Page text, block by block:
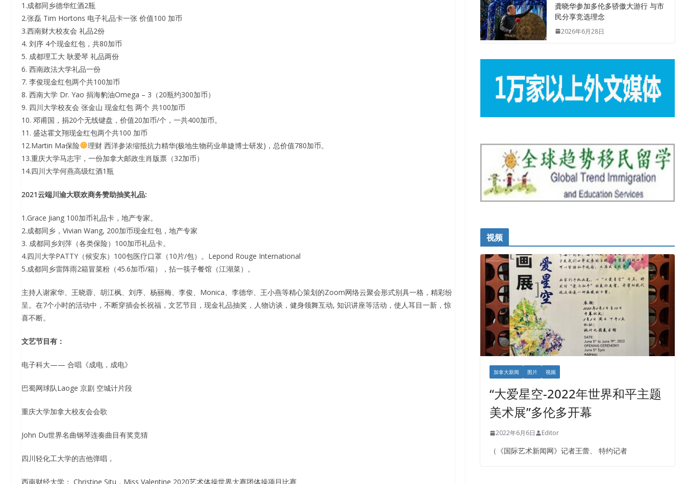
1.成都同乡德华红酒2瓶
2.张磊 Tim Hortons 电子礼品卡一张 价值100 加币
3.西南财大校友会 礼品2份
4. 刘序 4个现金红包，共80加币
5. 成都理工大 耿爱琴 礼品两份
6. 西南政法大学礼品一份
7. 李俊现金红包两个共100加币
8. 西南大学 Dr. Yao 捐海豹油Omega – 3（20瓶约300加币）
9. 四川大学校友会 张金山 现金红包 两个 共100加币
10. 邓甫国，捐20个无线键盘，价值20加币/个，一共400加币。
11. 盛达霍文翔现金红包两个共100 加币
12.Martin Ma保险
理财 西洋参浓缩抵抗力精华(极地生物药业单婕博士研发)，总价值780加币。
13.重庆大学马志宇，一份加拿大邮政生肖版票（32加币）
14.四川大学何燕高级红酒1瓶
2021云端川渝大联欢商务赞助抽奖礼品:
1.Grace Jiang 100加币礼品卡，地产专家。
2.成都同乡，Vivian Wang, 200加币现金红包，地产专家
3. 成都同乡刘萍（各类保险）100加币礼品卡。
4.四川大学PATTY（候安东）100包医疗口罩（10片/包）。Lepond Rouge International
5.成都同乡雷阵雨2箱冒菜粉（45.6加币/箱），拈一筷子餐馆（江湖菜）。
主持人谢家华、王晓蓉、胡江枫、刘序、杨丽梅、李俊、Monica、李德华、王小燕等精心策划的Zoom网络云聚会形式别具一格，精彩纷
呈。在7个小时的活动中，不断穿插会长祝福，文艺节目，现金礼品抽奖，人物访谈，健身领舞互动, 知识讲座等活动，使人耳目一新，惊
喜不断。
文艺节目有：
电子科大—— 合唱《成电，成电》
巴蜀网球队Laoge 京剧 空城计片段
重庆大学加拿大校友会会歌
John Du世界名曲钢琴连奏曲目有奖竞猜
四川轻化工大学的吉他弹唱，
西南财经大学： Christine Situ，Miss Valentine 2020艺术体操世界大赛团体操项目比赛
龚晓华参加多伦多骄傲大游行 与市
民分享竞选理念
2026年6月28日
视频
加拿大新闻 图片 视频
“大爱星空-2022年世界和平主题
美术展”多伦多开幕
2022年6月6日 Editor
（《国际艺术新闻网》记者王蕾、 特约记者